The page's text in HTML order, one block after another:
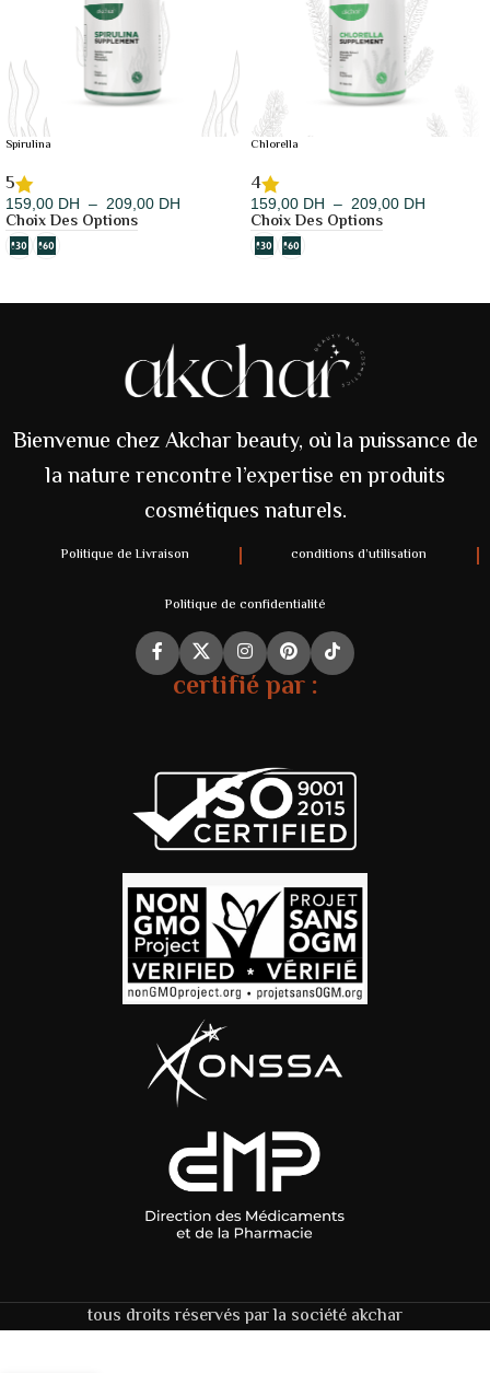
Spirulina
5
159,00 DH – 209,00 DH
Choix Des Options
Chlorella
4
159,00 DH – 209,00 DH
Choix Des Options
Bienvenue chez Akchar beauty, où la puissance de
la nature rencontre l’expertise en produits
cosmétiques naturels.
Politique de Livraison conditions d’utilisation
Politique de confidentialité
certifié par :
tous droits réservés par la société akchar